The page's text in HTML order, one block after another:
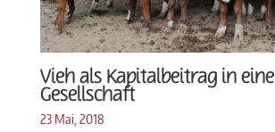
Vieh als Kapitalbeitrag in eine
Gesellschaft
23 Mai, 2018